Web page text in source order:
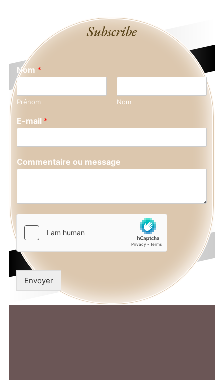
Subscribe
Nom *
Prénom Nom
E-mail *
Commentaire ou message
Envoyer